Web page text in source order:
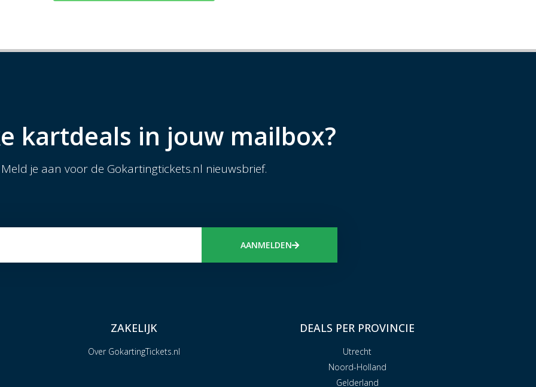
kartdeals in jouw mailbox?
Meld je aan voor de Gokartingtickets.nl nieuwsbrief.
AANMELDEN
ZAKELIJK
Over GokartingTickets.nl
DEALS PER PROVINCIE
Utrecht
Noord-Holland
Gelderland